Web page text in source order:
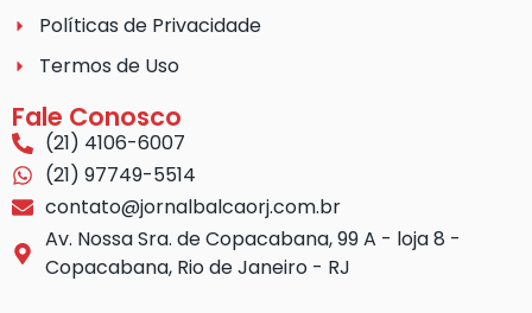
Políticas de Privacidade
Termos de Uso
Fale Conosco
(21) 4106-6007
(21) 97749-5514
contato@jornalbalcaorj.com.br
Av. Nossa Sra. de Copacabana, 99 A - loja 8 -
Copacabana, Rio de Janeiro - RJ